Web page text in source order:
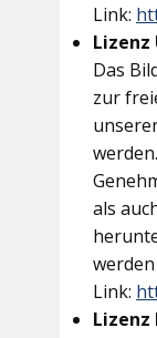
Link:
Lizenz
Das
zur
als
werden
Link:
Lizenz